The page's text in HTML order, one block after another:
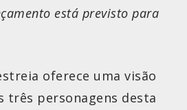
está previsto para
oferece uma visão
três personagens desta